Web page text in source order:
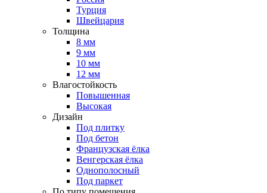
Турция
Швейцария
Толщина
8 мм
9 мм
10 мм
12 мм
Влагостойкость
Повышенная
Высокая
Дизайн
Под плитку
Под бетон
Французская ёлка
Венгерская ёлка
Однополосный
Под паркет